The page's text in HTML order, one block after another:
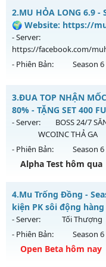
MU Hải Long - Săn
Mu mới ra tháng 08
13h ngày 09/08/2626
Exp: 200x - Drop: 30%
Thể loại: Mu Nguyên
Antihack: VietGuard
2.MU HỎA LONG 6.9 -
🌍 Website: https://
- Server:
https://facebook.com/
- Phiên Bản: Season 6
MU HỎA LONG 6.9 -
Mu mới ra tháng 08
https://
04/08/2626
Exp: 9999x - Drop: 20%
Kiểu reset: Non Reset
Antihack: XShield
3.ĐUA TOP NHẬN
80% - TẶNG SET 400
- Server:
BOSS 24/7
WCOINC THẢ GA
- Phiên Bản: Season 6
Alpha Test hôm qua
ĐUA TOP NHẬN MỐC
WC FREE
Mu mới ra tháng 08
WCOINC THẢ GAvào
Exp: 9999x - Drop: 80%
4.Mu Trống Đồng -
kiện PK sôi động
- Server: Tối Thượng
- Phiên Bản:
Season 6
Open Beta hôm nay